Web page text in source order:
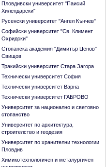
Пловдивски университет "Паисий
Хилендарски"
Русенски университет "Ангел Кънчев"
Софийски университет "Св. Климент
Охридски"
Стопанска академия "Димитър Ценов"
Свищов
Тракийски университет Стара Загора
Технически университет София
Технически университет Варна
Технически университет ГАБРОВО
Университет за национално и световно
стопанство
Университет по архитектура,
строителство и геодезия
Университет по хранителни технологии
Пловдив
Химикотехнологичен и металургичен